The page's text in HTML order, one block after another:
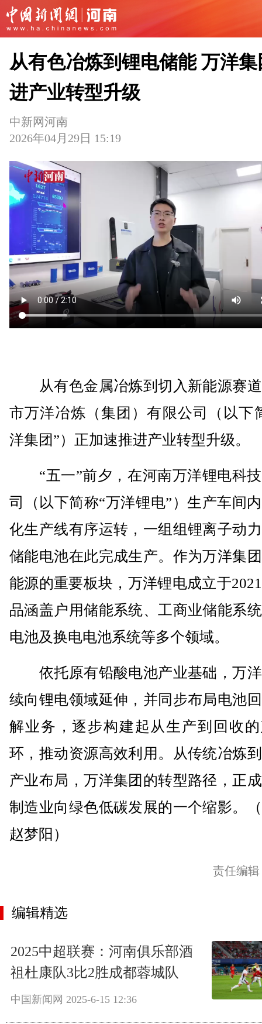
从有色冶炼到锂电储能 万洋
进产业转型升级
中新网河南
2026年04月29日 15:19
从有色金属冶炼到切入新能源赛
市万洋冶炼（集团）有限公司（以下
洋集团”）正加速推进产业转型升级。
“五一”前夕，在河南万洋锂电科
司（以下简称“万洋锂电”）生产车间
化生产线有序运转，一组组锂离子动
储能电池在此完成生产。作为万洋集
能源的重要板块，万洋锂电成立于
品涵盖户用储能系统、工商业储能系
电池及换电电池系统等多个领域。
依托原有铅酸电池产业基础，万
续向锂电领域延伸，并同步布局电池
解业务，逐步构建起从生产到回收
环，推动资源高效利用。从传统冶炼
产业布局，万洋集团的转型路径，正
制造业向绿色低碳发展的一个缩影。
赵梦阳）
责任编
编辑精选
2025中超联赛：河南俱乐部酒
祖杜康队3比2胜成都蓉城队
中国新闻网 2025-6-15 12:36